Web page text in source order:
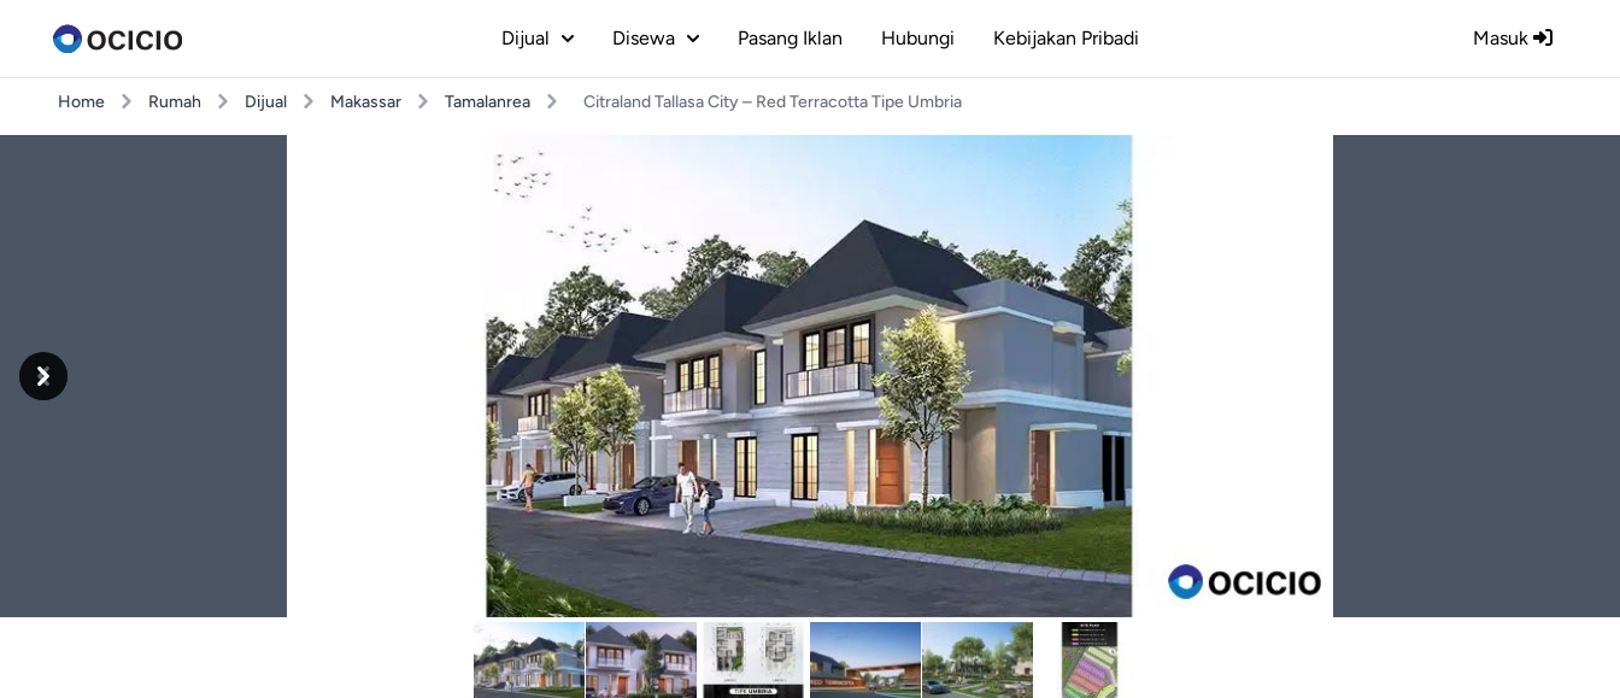
Masuk
Dijual Disewa Pasang Iklan Hubungi Kebijakan Pribadi
Home Rumah Dijual Makassar Tamalanrea Citraland Tallasa City – Red Terracotta Tipe Umbria
Previous
Next